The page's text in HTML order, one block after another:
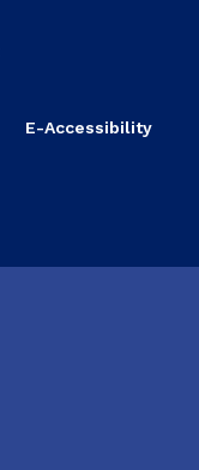
E-Accessibility